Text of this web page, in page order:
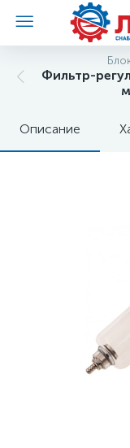
Фильтр-
Описание